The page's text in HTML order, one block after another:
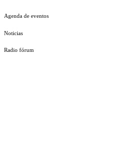
Agenda de eventos
Noticias
Radio fórum